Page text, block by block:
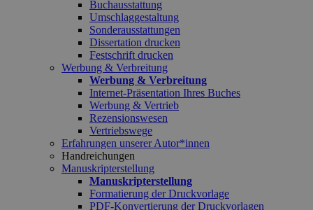
Buchausstattung
Umschlaggestaltung
Sonderausstattungen
Dissertation drucken
Festschrift drucken
Werbung & Verbreitung
Werbung & Verbreitung
Internet-Präsentation Ihres Buches
Werbung & Vertrieb
Rezensionswesen
Vertriebswege
Erfahrungen unserer Autor*innen
Handreichungen
Manuskripterstellung
Manuskripterstellung
Formatierung der Druckvorlage
PDF-Konvertierung der Druckvorlagen